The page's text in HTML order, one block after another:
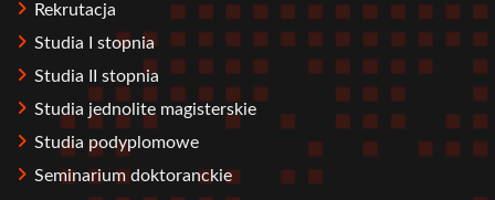
Rekrutacja
Studia I stopnia
Studia II stopnia
Studia jednolite magisterskie
Studia podyplomowe
Seminarium doktoranckie